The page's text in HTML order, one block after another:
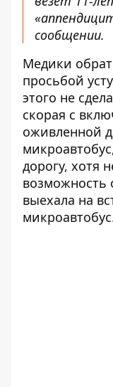
сообщении.
Медики
просьбой
этого не
скорая с
оживленной
дорогу, хотя
возможность
выехала на